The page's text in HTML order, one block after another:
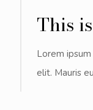
This
Lorem
elit. Mauris